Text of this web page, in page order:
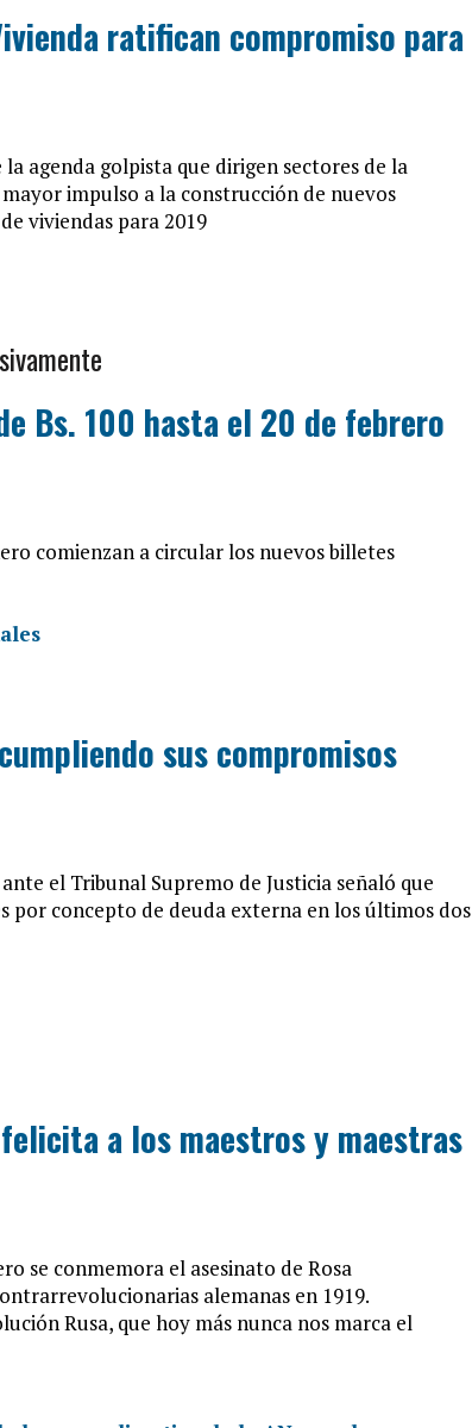
ratifican compromiso para
agenda golpista que dirigen sectores de la
impulso a la construcción de nuevos
viviendas para 2019
Bs. 100 hasta el 20 de febrero
comienzan a circular los nuevos billetes
sus compromisos
el Tribunal Supremo de Justicia señaló que
por concepto de deuda externa en los últimos dos
a los maestros y maestras
se conmemora el asesinato de Rosa
alemanas en 1919.
Rusa, que hoy más nunca nos marca el